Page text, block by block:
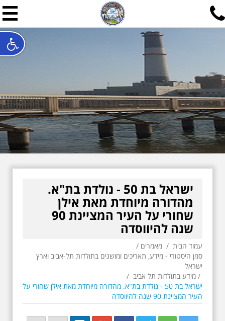
תל אביב שלי
תיור ישראלי בעריכת אילן
האתר המרכזי להיסטוריה של תל אביב ותולדות ארץ ישראל -
חייגו עכשיו:052-7747748
שלחו פנייה:ilan@mytelaviv.co.il
English עברית צור קשר
ישראל בת 50 - נולדת בת"א.
מהדורה מיוחדת מאת אילן
שחורי על העיר המציינת 90
שנה להיווסדה
עמוד הבית / מאמרים /
סמן היסטורי - מידע, תאריכים ומושגים בתולדות תל-אביב וארץ
ישראל
/ מידע בתולדות תל אביב /
ישראל בת 50 - נולדת בת"א. מהדורה מיוחדת מאת אילן שחורי על
העיר המציינת 90 שנה להיווסדה